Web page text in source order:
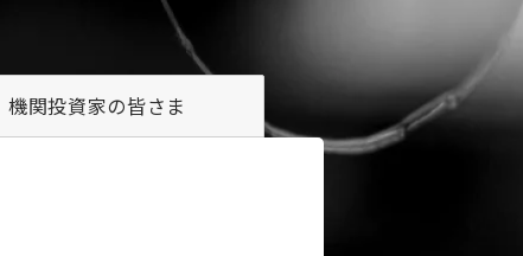
機関投資家の皆さま